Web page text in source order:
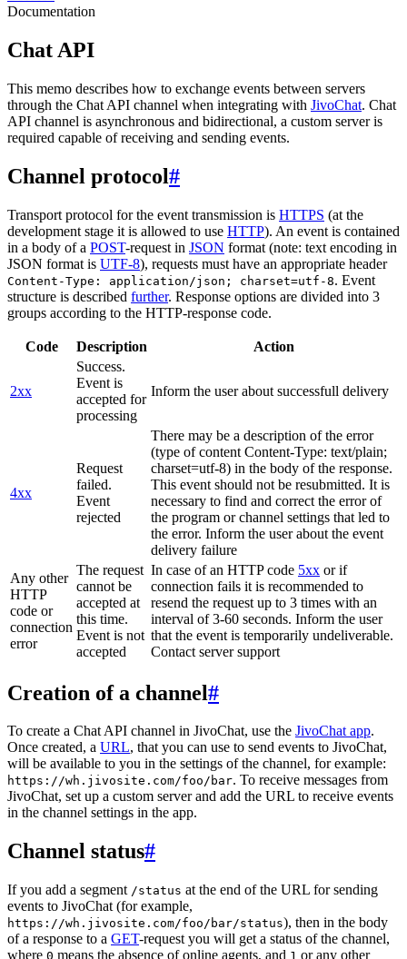
Documentation
Chat API
This memo describes how to exchange events between servers
through the Chat API channel when integrating with JivoChat. Chat
API channel is asynchronous and bidirectional, a custom server is
required capable of receiving and sending events.
Channel protocol#
Transport protocol for the event transmission is HTTPS (at the
development stage it is allowed to use HTTP). An event is contained
in a body of a POST-request in JSON format (note: text encoding in
JSON format is UTF-8), requests must have an appropriate header
Content-Type: application/json; charset=utf-8. Event
structure is described further. Response options are divided into 3
groups according to the HTTP-response code.
Code Description Action
2xx
Success.
Event is
accepted for
processing
Inform the user about successfull delivery
4xx
Request
failed.
Event
rejected
There may be a description of the error
(type of content Content-Type: text/plain;
charset=utf-8) in the body of the response.
This event should not be resubmitted. It is
necessary to find and correct the error of
the program or channel settings that led to
the error. Inform the user about the event
delivery failure
Any other
HTTP
code or
connection
error
The request
cannot be
accepted at
this time.
Event is not
accepted
In case of an HTTP code 5xx or if
connection fails it is recommended to
resend the request up to 3 times with an
interval of 3-60 seconds. Inform the user
that the event is temporarily undeliverable.
Contact server support
Creation of a channel#
To create a Chat API channel in JivoChat, use the JivoChat app.
Once created, a URL, that you can use to send events to JivoChat,
will be available to you in the settings of the channel, for example:
https://wh.jivosite.com/foo/bar. To receive messages from
JivoChat, set up a custom server and add the URL to receive events
in the channel settings in the app.
Channel status#
If you add a segment /status at the end of the URL for sending
events to JivoChat (for example,
https://wh.jivosite.com/foo/bar/status), then in the body
of a response to a GET-request you will get a status of the channel,
where 0 means the absence of online agents, and 1 or any other